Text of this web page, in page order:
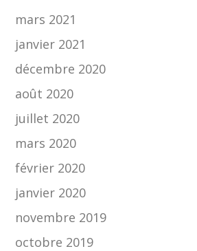
mars 2021
janvier 2021
décembre 2020
août 2020
juillet 2020
mars 2020
février 2020
janvier 2020
novembre 2019
octobre 2019